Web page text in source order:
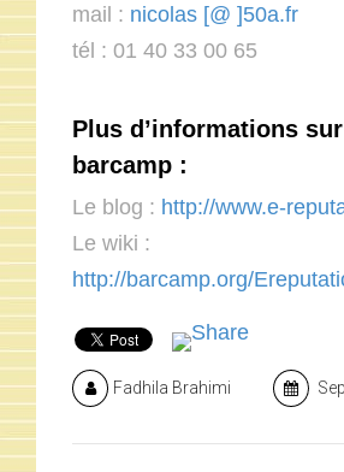
mail : nicolas [@ ]50a.fr
tél : 01 40 33 00 65
Plus d’informations
barcamp :
Le blog : http://www.e-
Le wiki :
http://barcamp.org/
Fadhila Brahimi